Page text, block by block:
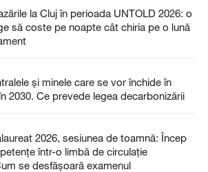
la Cluj în perioada UNTOLD 2026: o
să coste pe noapte cât chiria pe o lună
și minele care se vor închide în
2030. Ce prevede legea decarbonizării
2026, sesiunea de toamnă: Încep
într-o limbă de circulație
se desfășoară examenul